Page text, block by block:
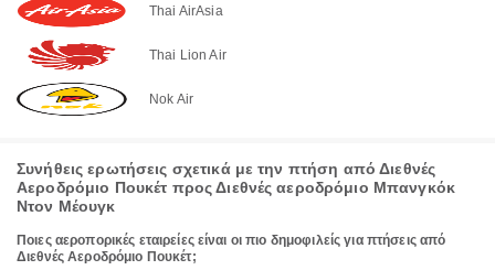
Thai AirAsia
Thai Lion Air
Nok Air
Συνήθεις ερωτήσεις σχετικά με την πτήση από Διεθνές
Αεροδρόμιο Πουκέτ προς Διεθνές αεροδρόμιο Μπανγκόκ
Ντον Μέουγκ
Ποιες αεροπορικές εταιρείες είναι οι πιο δημοφιλείς για πτήσεις από
Διεθνές Αεροδρόμιο Πουκέτ;